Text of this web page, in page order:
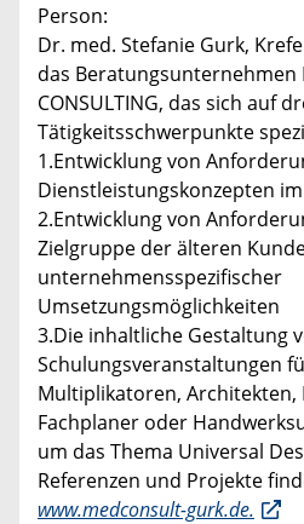
Person:
Dr. med. Stefanie Gurk,
das Beratungsunternehmen
CONSULTING, das sich auf
Tätigkeitsschwerpunkte
1.Entwicklung von
Dienstleistungskonzepten im
2.Entwicklung von
Zielgruppe der älteren
unternehmensspezifischer
Umsetzungsmöglichkeiten
3.Die inhaltliche Gestaltung
Schulungsveranstaltungen
Multiplikatoren, Architekten,
Fachplaner oder
um das Thema Universal
Referenzen und Projekte
www.medconsult-gurk.de.